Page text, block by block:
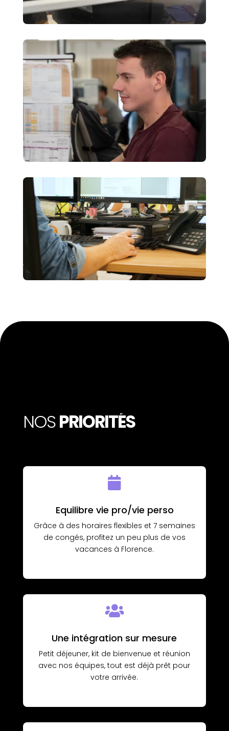
NOSPRIORITÉS

Equilibre vie pro/vie perso
Grâce à des horaires flexibles et 7 semaines
de congés, profitez un peu plus de vos
vacances à Florence.

Une intégration sur mesure
Petit déjeuner, kit de bienvenue et réunion
avec nos équipes, tout est déjà prêt pour
votre arrivée.